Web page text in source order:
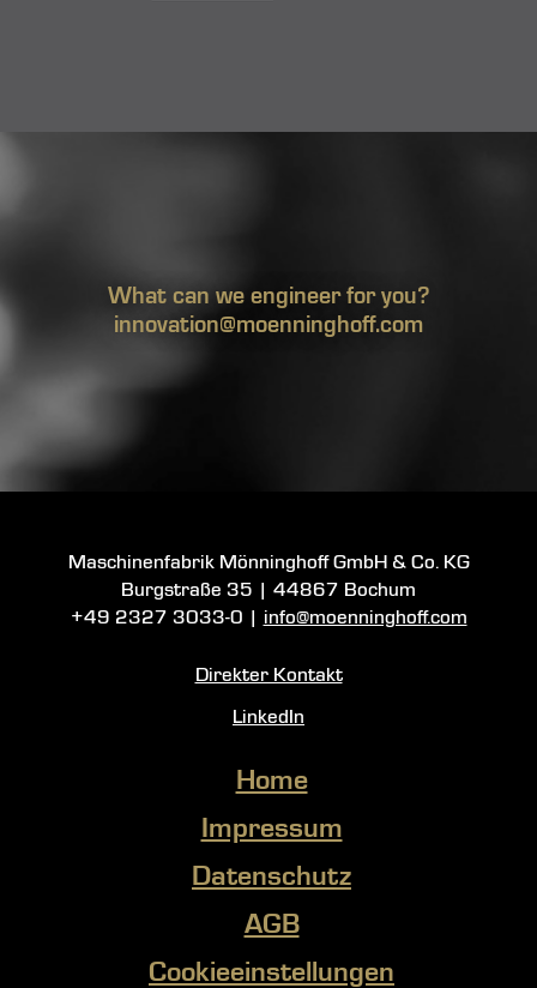
What can we engineer for you?
innovation@moenninghoff.com
Maschinenfabrik Mönninghoff GmbH & Co. KG
Burgstraße 35
44867 Bochum
+49 2327 3033-0
info@moenninghoff.com
Direkter Kontakt
LinkedIn
Home
Impressum
Datenschutz
AGB
Cookieeinstellungen